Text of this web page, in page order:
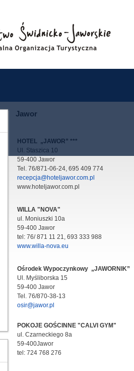
Jawor
HOTEL „JAWOR” ***
Ul. Staszica 10
59-400 Jawor
Tel. 76/871-06-24, 695 409 774
recepcja@hoteljawor.com.pl
www.hoteljawor.com.pl
WILLA "NOVA"
ul. Moniuszki 10a
59-400 Jawor
tel: 76/ 871 11 21, 693 333 988
www.willa-nova.eu
Ośrodek Wypoczynkowy „JAWORNIK”
Ul. Myśliborska 15
59-400 Jawor
Tel. 76/870-38-13
osir@jawor.pl
POKOJE GOŚCINNE "CALVI GYM"
ul. Czarneckiego 8a
59-400Jawor
tel: 724 768 276